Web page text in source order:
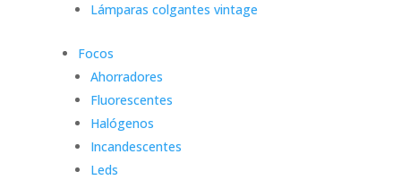
Lámparas colgantes vintage
Focos
Ahorradores
Fluorescentes
Halógenos
Incandescentes
Leds